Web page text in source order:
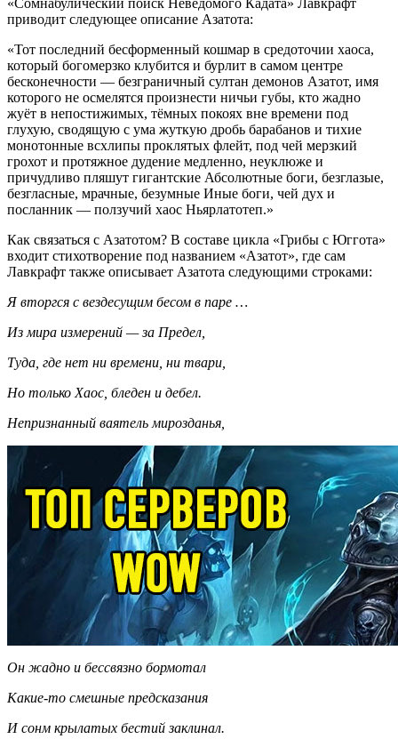
приводит следующее описание Азатота:
«Тот последний бесформенный кошмар в средоточии хаоса,
который богомерзко клубится и бурлит в самом центре
бесконечности — безграничный султан демонов Азатот, имя
которого не осмелятся произнести ничьи губы, кто жадно
жуёт в непостижимых, тёмных покоях вне времени под
глухую, сводящую с ума жуткую дробь барабанов и тихие
монотонные всхлипы проклятых флейт, под чей мерзкий
грохот и протяжное дудение медленно, неуклюже и
причудливо пляшут гигантские Абсолютные боги, безглазые,
безгласные, мрачные, безумные Иные боги, чей дух и
посланник — ползучий хаос Ньярлатотеп.»
Как связаться с Азатотом? В составе цикла «Грибы с Юггота»
входит стихотворение под названием «Азатот», где сам
Лавкрафт также описывает Азатота следующими строками:
Я вторгся с вездесущим бесом в паре …
Из мира измерений — за Предел,
Туда, где нет ни времени, ни твари,
Но только Хаос, бледен и дебел.
Непризнанный ваятель мирозданья,
Он жадно и бессвязно бормотал
Какие-то смешные предсказания
И сонм крылатых бестий заклинал.